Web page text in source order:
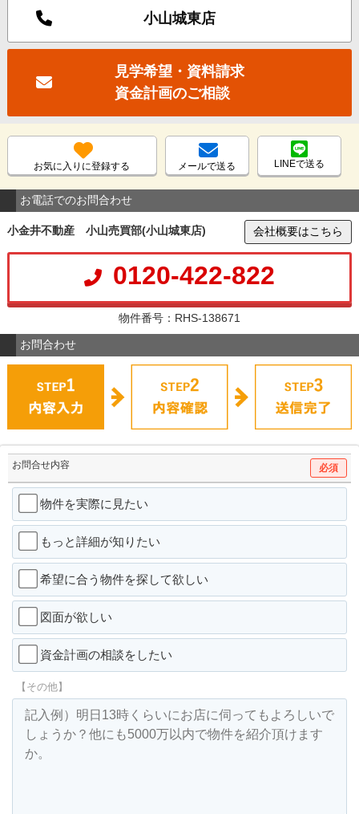
小山城東店
見学希望・資料請求
資金計画のご相談
お気に入りに登録する メールで送る LINEで送る
お電話でのお問合わせ
小金井不動産 小山売買部(小山城東店) 会社概要はこちら
0120-422-822
物件番号：RHS-138671
お問合わせ
お問合せ内容 必須
物件を実際に見たい
もっと詳細が知りたい
希望に合う物件を探して欲しい
図面が欲しい
資金計画の相談をしたい
【その他】